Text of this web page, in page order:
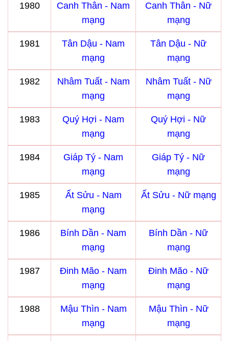
1980
Canh Thân - Nam
mạng
Canh Thân - Nữ
mạng
1981
Tân Dậu - Nam
mạng
Tân Dậu - Nữ
mạng
1982
Nhâm Tuất - Nam
mạng
Nhâm Tuất - Nữ
mạng
1983
Quý Hợi - Nam
mạng
Quý Hợi - Nữ
mạng
1984
Giáp Tý - Nam
mạng
Giáp Tý - Nữ
mạng
1985
Ất Sửu - Nam
mạng
Ất Sửu - Nữ mạng
1986
Bính Dần - Nam
mạng
Bính Dần - Nữ
mạng
1987
Đinh Mão - Nam
mạng
Đinh Mão - Nữ
mạng
1988
Mậu Thìn - Nam
mạng
Mậu Thìn - Nữ
mạng